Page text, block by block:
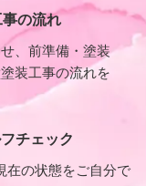
の流れ
、前準備・塗装
装工事の流れを
チェック
在の状態をご自分で